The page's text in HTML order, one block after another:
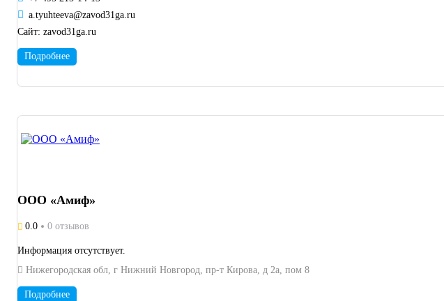
a.tyuhteeva@zavod31ga.ru
Сайт: zavod31ga.ru
Подробнее
ООО «Амиф»
0.0 0 отзывов
Информация отсутствует.
Нижегородская обл, г Нижний Новгород, пр-т Кирова, д 2а, пом 8
Подробнее